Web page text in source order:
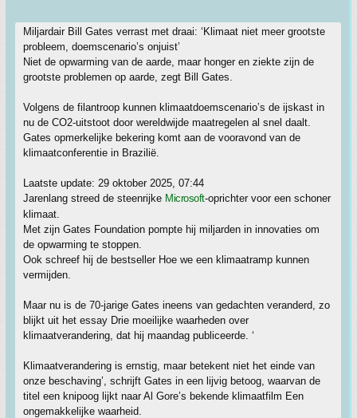
Miljardair Bill Gates verrast met draai: ‘Klimaat niet meer grootste
probleem, doemscenario’s onjuist’
Niet de opwarming van de aarde, maar honger en ziekte zijn de
grootste problemen op aarde, zegt Bill Gates.
Volgens de filantroop kunnen klimaatdoemscenario’s de ijskast in
nu de CO2-uitstoot door wereldwijde maatregelen al snel daalt.
Gates opmerkelijke bekering komt aan de vooravond van de
klimaatconferentie in Brazilië.
Laatste update: 29 oktober 2025, 07:44
Jarenlang streed de steenrijke Microsoft-oprichter voor een schoner
klimaat.
Met zijn Gates Foundation pompte hij miljarden in innovaties om
de opwarming te stoppen.
Ook schreef hij de bestseller Hoe we een klimaatramp kunnen
vermijden.
Maar nu is de 70-jarige Gates ineens van gedachten veranderd, zo
blijkt uit het essay Drie moeilijke waarheden over
klimaatverandering, dat hij maandag publiceerde. ‘
Klimaatverandering is ernstig, maar betekent niet het einde van
onze beschaving’, schrijft Gates in een lijvig betoog, waarvan de
titel een knipoog lijkt naar Al Gore’s bekende klimaatfilm Een
ongemakkelijke waarheid.